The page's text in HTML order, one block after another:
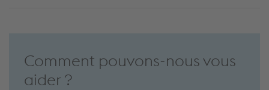
Comment pouvons-nous vous
aider ?